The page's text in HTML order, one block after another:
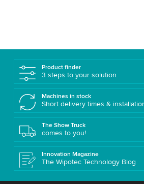
Product finder
3 steps to your solution
Machines in stock
Short delivery times &
The Show Truck
comes to you!
Innovation Magazine
The Wipotec Technology Blog